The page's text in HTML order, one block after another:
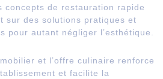
concepts de restauration rapide
sur des solutions pratiques et
pour autant négliger l’esthétique.
et l’offre culinaire renforce
et facilite la